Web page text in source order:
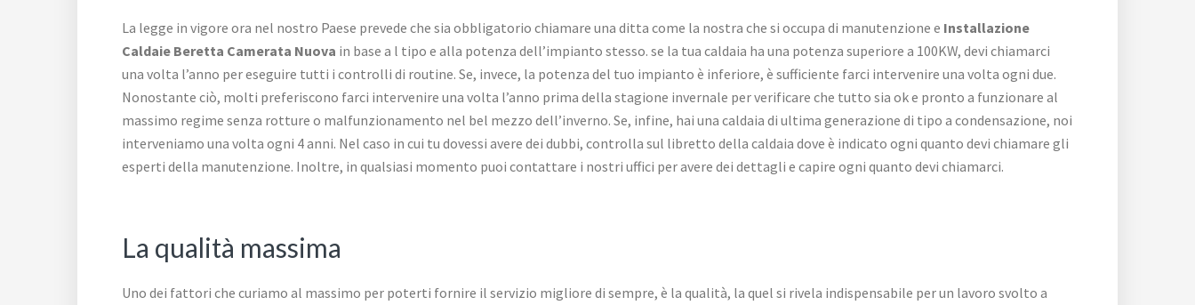
La legge in vigore ora nel nostro Paese prevede che sia obbligatorio chiamare una ditta come la nostra che si occupa di manutenzione e Installazione
Caldaie Beretta Camerata Nuova in base a l tipo e alla potenza dell’impianto stesso. se la tua caldaia ha una potenza superiore a 100KW, devi chiamarci
una volta l’anno per eseguire tutti i controlli di routine. Se, invece, la potenza del tuo impianto è inferiore, è sufficiente farci intervenire una volta ogni due.
Nonostante ciò, molti preferiscono farci intervenire una volta l’anno prima della stagione invernale per verificare che tutto sia ok e pronto a funzionare al
massimo regime senza rotture o malfunzionamento nel bel mezzo dell’inverno. Se, infine, hai una caldaia di ultima generazione di tipo a condensazione, noi
interveniamo una volta ogni 4 anni. Nel caso in cui tu dovessi avere dei dubbi, controlla sul libretto della caldaia dove è indicato ogni quanto devi chiamare gli
esperti della manutenzione. Inoltre, in qualsiasi momento puoi contattare i nostri uffici per avere dei dettagli e capire ogni quanto devi chiamarci.
La qualità massima
Uno dei fattori che curiamo al massimo per poterti fornire il servizio migliore di sempre, è la qualità, la quel si rivela indispensabile per un lavoro svolto a